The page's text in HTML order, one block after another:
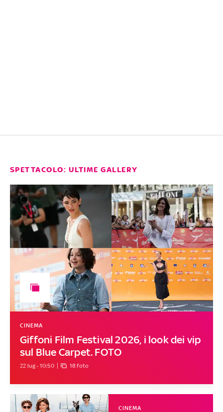
SPETTACOLO: ULTIME GALLERY
Giffoni Film Festival 2026, i look dei vip
sul Blue Carpet. FOTO
CINEMA
22 lug - 10:50 18 foto
CINEMA